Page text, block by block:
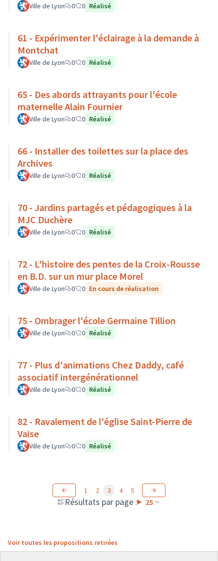
Ville de Lyon 0 0 Réalisé
61 - Expérimenter l'éclairage à la demande à
Montchat
Ville de Lyon 0 0 Réalisé
65 - Des abords attrayants pour l'école
maternelle Alain Fournier
Ville de Lyon 0 0 Réalisé
66 - Installer des toilettes sur la place des
Archives
Ville de Lyon 0 0 Réalisé
70 - Jardins partagés et pédagogiques à la
MJC Duchère
Ville de Lyon 0 0 Réalisé
72 - L'histoire des pentes de la Croix-Rousse
en B.D. sur un mur place Morel
Ville de Lyon 0 0 En cours de réalisation
75 - Ombrager l'école Germaine Tillion
Ville de Lyon 0 0 Réalisé
77 - Plus d'animations Chez Daddy, café
associatif intergénérationnel
Ville de Lyon 0 0 Réalisé
82 - Ravalement de l'église Saint-Pierre de
Vaise
Ville de Lyon 0 0 Réalisé
Résultats par page : 25
1 2 3 4 5
Voir toutes les propositions retirées